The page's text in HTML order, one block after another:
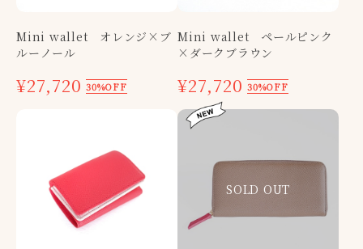
Mini wallet オレンジ×ブ
ルーノール
¥27,720 30%OFF
Mini wallet ペールピンク
×ダークブラウン
¥27,720 30%OFF